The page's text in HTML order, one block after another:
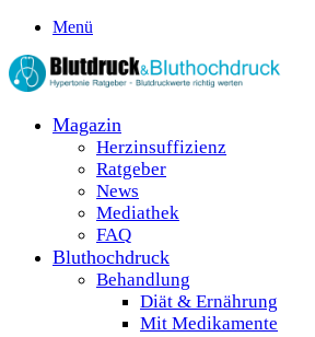
Menü
Magazin
Herzinsuffizienz
Ratgeber
News
Mediathek
FAQ
Bluthochdruck
Behandlung
Diät & Ernährung
Mit Medikamente